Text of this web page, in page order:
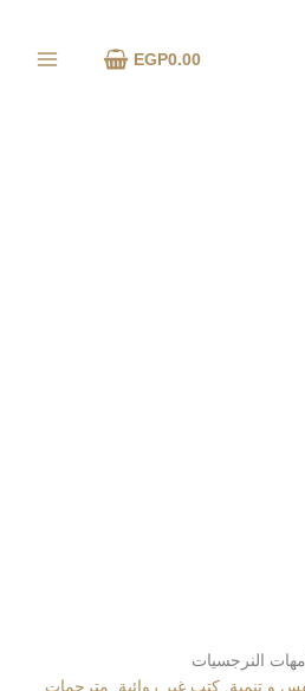
EGP0.00
النرجسيات
و تنمية كتب غير روائية مترجمات